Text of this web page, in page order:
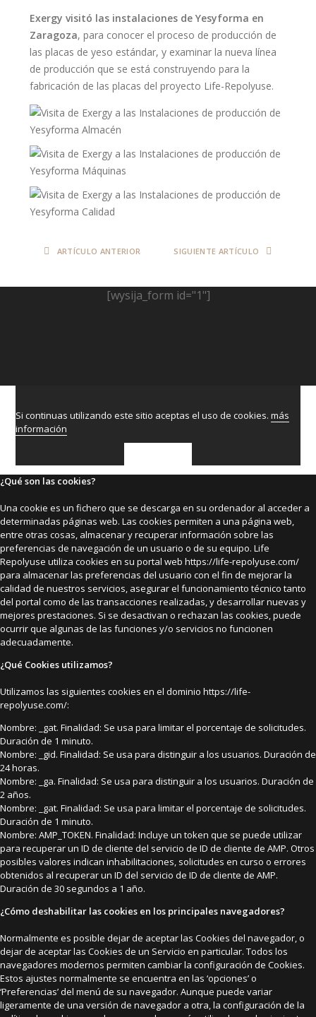
Exergy visitó las instalaciones de Yesyforma en
Zaragoza, para conocer el proceso de producción de
las placas de yeso estándar, y examinar la nueva línea
de producción que se está construyendo para la
fabricación de las placas del proyecto Life-Repolyuse.
ARTÍCULO ANTERIOR SIGUIENTE ARTÍCULO
[wysija_form id="1"]
Si continuas utilizando este sitio aceptas el uso de cookies.más
información
¿Qué son las cookies?
Una cookie es un fichero que se descarga en su ordenador al acceder a
determinadas páginas web. Las cookies permiten a una página web,
entre otras cosas, almacenar y recuperar información sobre las
preferencias de navegación de un usuario o de su equipo. Life
Repolyuse utiliza cookies en su portal web https://life-repolyuse.com/
para almacenar las preferencias del usuario con el fin de mejorar la
calidad de nuestros servicios, asegurar el funcionamiento técnico tanto
del portal como de las transacciones realizadas, y desarrollar nuevas y
mejores prestaciones. Si se desactivan o rechazan las cookies, puede
ocurrir que algunas de las funciones y/o servicios no funcionen
adecuadamente.
¿Qué Cookies utilizamos?
Utilizamos las siguientes cookies en el dominio https://life-
repolyuse.com/:
Nombre: _gat. Finalidad: Se usa para limitar el porcentaje de solicitudes.
Duración de 1 minuto.
Nombre: _gid. Finalidad: Se usa para distinguir a los usuarios. Duración de
24 horas.
Nombre: _ga. Finalidad: Se usa para distinguir a los usuarios. Duración de
2 años.
Nombre: _gat. Finalidad: Se usa para limitar el porcentaje de solicitudes.
Duración de 1 minuto.
Nombre: AMP_TOKEN. Finalidad: Incluye un token que se puede utilizar
para recuperar un ID de cliente del servicio de ID de cliente de AMP. Otros
posibles valores indican inhabilitaciones, solicitudes en curso o errores
obtenidos al recuperar un ID del servicio de ID de cliente de AMP.
Duración de 30 segundos a 1 año.
¿Cómo deshabilitar las cookies en los principales navegadores?
Normalmente es posible dejar de aceptar las Cookies del navegador, o
dejar de aceptar las Cookies de un Servicio en particular. Todos los
navegadores modernos permiten cambiar la configuración de Cookies.
Estos ajustes normalmente se encuentra en las ‘opciones’ o
‘Preferencias’ del menú de su navegador. Aunque puede variar
ligeramente de una versión de navegador a otra, la configuración de la